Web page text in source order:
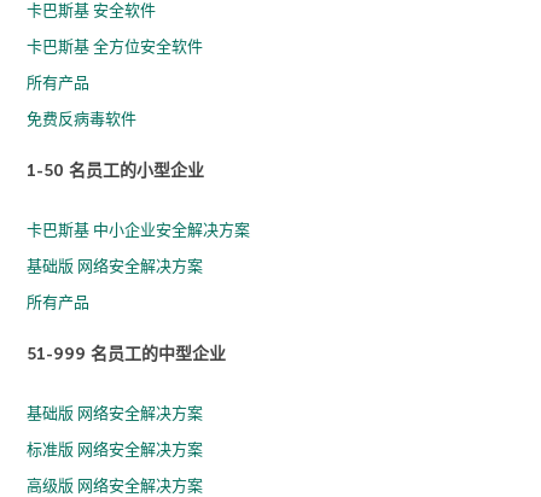
卡巴斯基 安全软件
卡巴斯基 全方位安全软件
所有产品
免费反病毒软件
1-50 名员工的小型企业
卡巴斯基 中小企业安全解决方案
基础版 网络安全解决方案
所有产品
51-999 名员工的中型企业
基础版 网络安全解决方案
标准版 网络安全解决方案
高级版 网络安全解决方案